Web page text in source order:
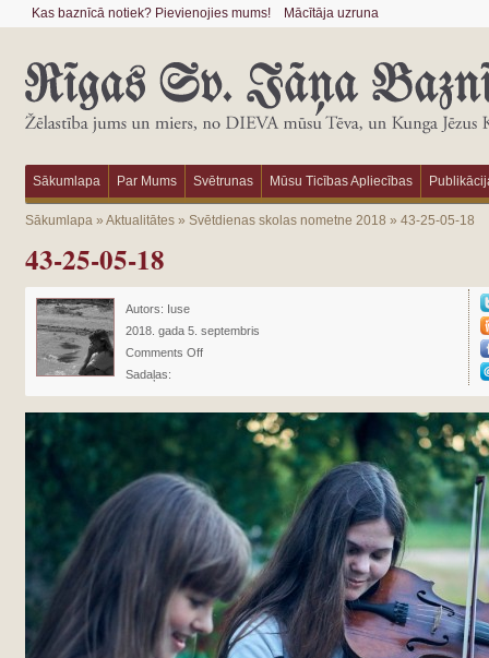
Kas baznīcā notiek? Pievienojies mums! Mācītāja uzruna
Sākumlapa Par Mums Svētrunas Mūsu Ticības Apliecības
Sākumlapa» Aktualitātes» Svētdienas skolas nometne 2018 » 43-25-05-18
43-25-05-18
Autors: Iuse
2018. gada 5. septembris
Comments Off
Sadaļas: